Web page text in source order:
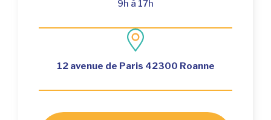
9h à 17h
12 avenue de Paris 42300 Roanne